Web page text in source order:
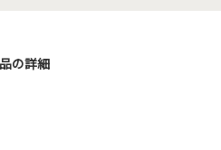
の詳細